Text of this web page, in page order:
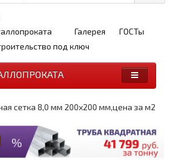
Галерея
ГОСТы
под ключ
сетка 8,0 мм 200х200 мм,цена за м2